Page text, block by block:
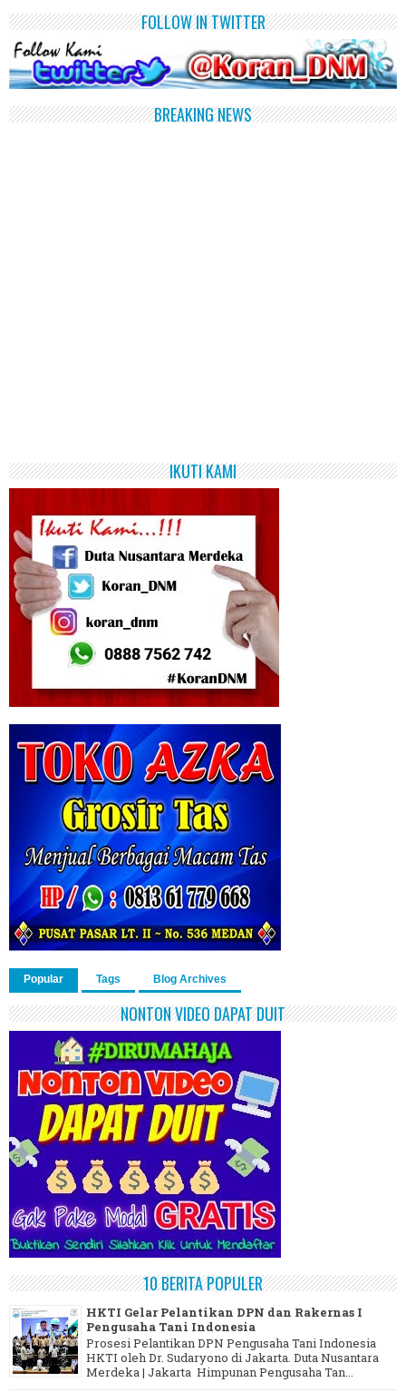
FOLLOW IN TWITTER
BREAKING NEWS
IKUTI KAMI
Popular Tags Blog Archives
NONTON VIDEO DAPAT DUIT
10 BERITA POPULER
HKTI Gelar Pelantikan DPN dan Rakernas I
Pengusaha Tani Indonesia
Prosesi Pelantikan DPN Pengusaha Tani Indonesia
HKTI oleh Dr. Sudaryono di Jakarta. Duta Nusantara
Merdeka | Jakarta Himpunan Pengusaha Tan...